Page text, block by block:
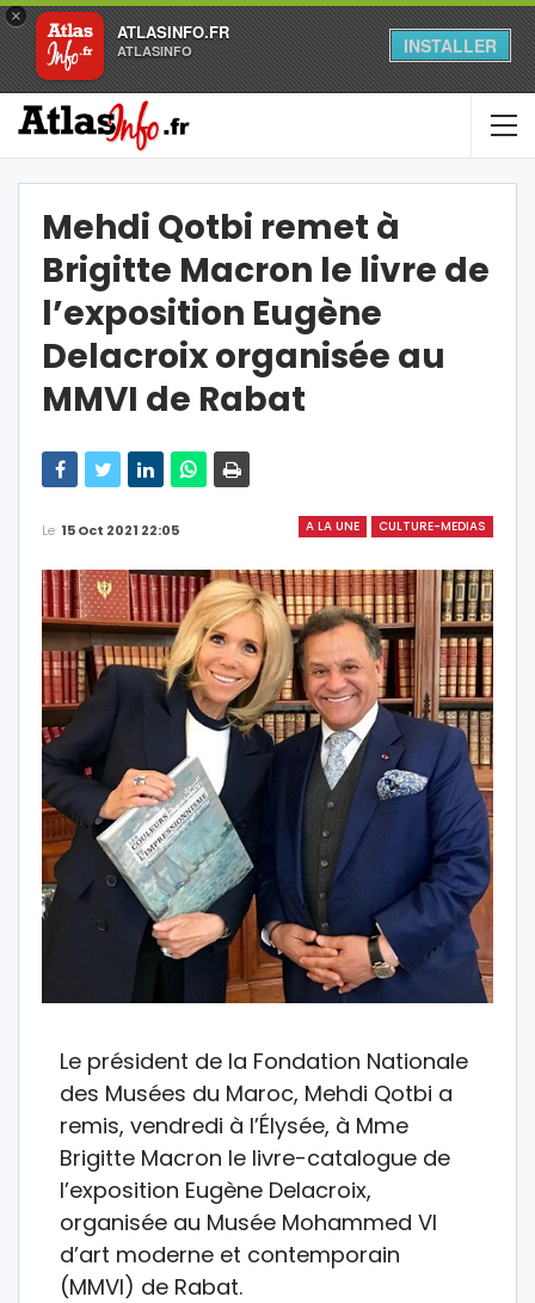
×
ATLASINFO.FR
ATLASINFO INSTALLER
Mehdi Qotbi remet à
Brigitte Macron le livre de
l’exposition Eugène
Delacroix organisée au
MMVI de Rabat
A LA UNE CULTURE-MEDIAS
Le 15 Oct 2021 22:05
Le président de la Fondation Nationale
des Musées du Maroc, Mehdi Qotbi a
remis, vendredi à l’Élysée, à Mme
Brigitte Macron le livre-catalogue de
l’exposition Eugène Delacroix,
organisée au Musée Mohammed VI
d’art moderne et contemporain
(MMVI) de Rabat.